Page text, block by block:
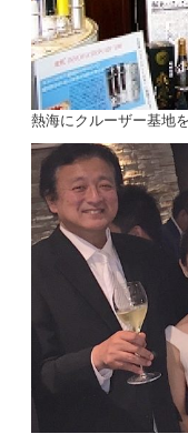
熱海にクルーザー基地を